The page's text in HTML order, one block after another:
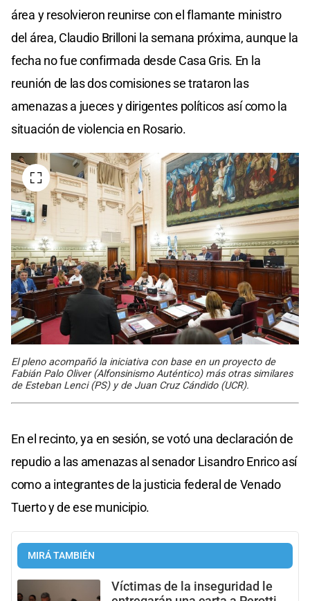
área y resolvieron reunirse con el flamante ministro
del área, Claudio Brilloni la semana próxima, aunque la
fecha no fue confirmada desde Casa Gris. En la
reunión de las dos comisiones se trataron las
amenazas a jueces y dirigentes políticos así como la
situación de violencia en Rosario.
El pleno acompañó la iniciativa con base en un proyecto de
Fabián Palo Oliver (Alfonsinismo Auténtico) más otras similares
de Esteban Lenci (PS) y de Juan Cruz Cándido (UCR).
En el recinto, ya en sesión, se votó una declaración de
repudio a las amenazas al senador Lisandro Enrico así
como a integrantes de la justicia federal de Venado
Tuerto y de ese municipio.
MIRÁ TAMBIÉN
Víctimas de la inseguridad le